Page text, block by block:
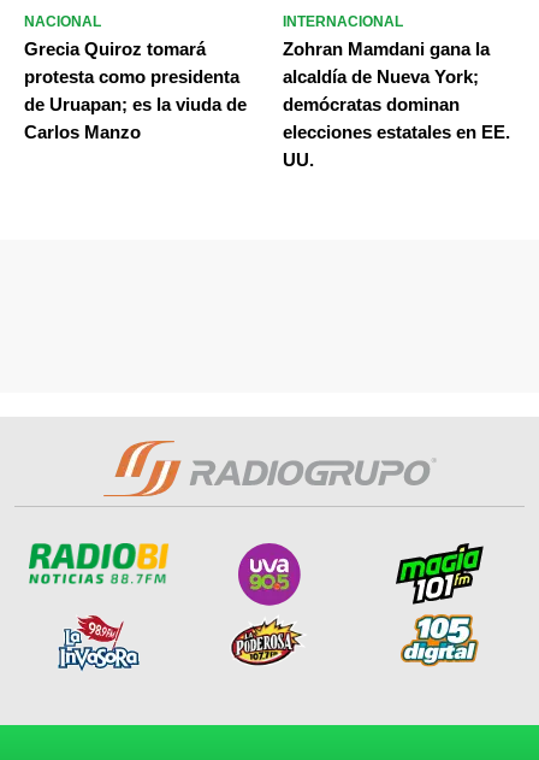
NACIONAL
Grecia Quiroz tomará
protesta como presidenta
de Uruapan; es la viuda de
Carlos Manzo
INTERNACIONAL
Zohran Mamdani gana la
alcaldía de Nueva York;
demócratas dominan
elecciones estatales en EE.
UU.